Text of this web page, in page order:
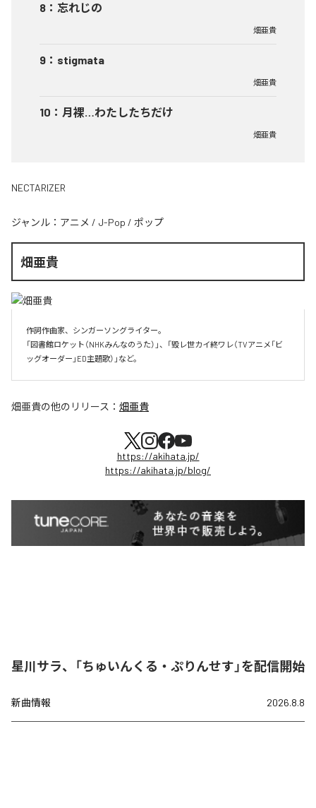
8 ： 忘れじの
畑亜貴
9 ： stigmata
畑亜貴
10 ： 月裸…わたしたちだけ
畑亜貴
NECTARIZER
ジャンル： アニメ / J-Pop / ポップ
畑亜貴
作詞作曲家、シンガーソングライター。
「図書館ロケット（NHKみんなのうた）」、「毀レ世カイ終ワレ（TVアニメ「ビ
ッグオーダー」ED主題歌）」など。
畑亜貴の他のリリース： 畑亜貴
https://akihata.jp/
https://akihata.jp/blog/
星川サラ、「ちゅいんくる・ぷりんせす」を配信開始
新曲情報 2026.8.8